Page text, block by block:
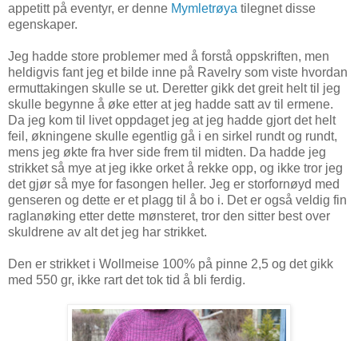
appetitt på eventyr, er denne Mymletrøya tilegnet disse
egenskaper.
Jeg hadde store problemer med å forstå oppskriften, men
heldigvis fant jeg et bilde inne på Ravelry som viste hvordan
ermuttakingen skulle se ut. Deretter gikk det greit helt til jeg
skulle begynne å øke etter at jeg hadde satt av til ermene.
Da jeg kom til livet oppdaget jeg at jeg hadde gjort det helt
feil, økningene skulle egentlig gå i en sirkel rundt og rundt,
mens jeg økte fra hver side frem til midten. Da hadde jeg
strikket så mye at jeg ikke orket å rekke opp, og ikke tror jeg
det gjør så mye for fasongen heller. Jeg er storfornøyd med
genseren og dette er et plagg til å bo i. Det er også veldig fin
raglanøking etter dette mønsteret, tror den sitter best over
skuldrene av alt det jeg har strikket.
Den er strikket i Wollmeise 100% på pinne 2,5 og det gikk
med 550 gr, ikke rart det tok tid å bli ferdig.